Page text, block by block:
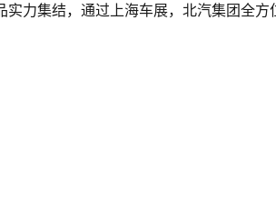
力集结，通过上海车展，北汽集团全方